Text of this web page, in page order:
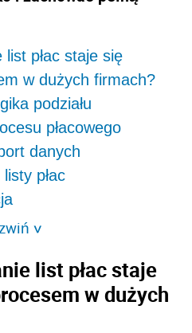
płac staje się
w dużych firmach?
podziału
płacowego
danych
płac
>
list płac staje
w dużych